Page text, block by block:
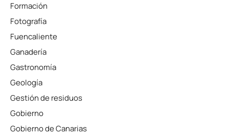
Formación
Fotografía
Fuencaliente
Ganadería
Gastronomía
Geología
Gestión de residuos
Gobierno
Gobierno de Canarias